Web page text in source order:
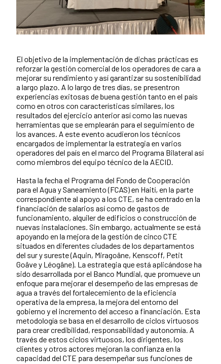
Contenido de la noticia
El objetivo de la implementación de dichas prácticas es
reforzar la gestión comercial de los operadores de cara a
mejorar su rendimiento y así garantizar su sostenibilidad
a largo plazo. A lo largo de tres días, se presentron
experiencias exitosas de buena gestión tanto en el país
como en otros con características similares, los
resultados del ejercicio anterior así como las nuevas
herramientas que se emplearán para el seguimiento de
los avances. A este evento acudieron los técnicos
encargados de implementar la estrategia en varios
operadores del país en el marco del Programa Bilateral así
como miembros del equipo técnico de la AECID.
Hasta la fecha el Programa del Fondo de Cooperación
para el Agua y Saneamiento (FCAS) en Haití, en la parte
correspondiente al apoyo a los CTE, se ha centrado en la
financiación de salarios así como de gastos de
funcionamiento, alquiler de edificios o construcción de
nuevas instalaciones. Sin embargo, actualmente se está
apoyando en la mejora de la gestión de cinco CTE
situados en diferentes ciudades de los departamentos
del sur y sureste (Aquin, Miragoâne, Kenscoff, Petit
Goâve y Léogâne). La estrategia que está aplicándose ha
sido desarrollada por el Banco Mundial, que promueve un
enfoque para mejorar el desempeño de las empresas de
agua a través del fortalecemiento de la eficiencia
operativa de la empresa, la mejora del entorno del
gobierno y el incremento del acceso a financiación. Esta
metodología se basa en el desarrollo de ciclos virtuosos
para crear credibilidad, responsabilidad y autonomía. A
través de estos ciclos virtuosos, los dirigentes, los
clientes y otros actores mejoran la confianza en la
capacidad del CTE para desempeñar sus funciones de